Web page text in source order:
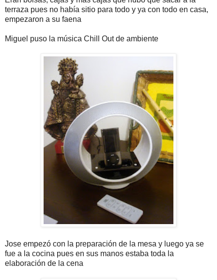
terraza pues no había sitio para todo y ya con todo en casa,
empezaron a su faena
Miguel puso la música Chill Out de ambiente
Jose empezó con la preparación de la mesa y luego ya se
fue a la cocina pues en sus manos estaba toda la
elaboración de la cena